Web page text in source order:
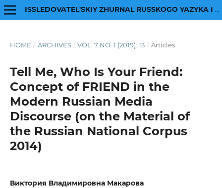
HOME / ARCHIVES / VOL. 7 NO. 1 (2019): 13 / Articles
Tell Me, Who Is Your Friend:
Concept of FRIEND in the
Modern Russian Media
Discourse (on the Material of
the Russian National Corpus
2014)
Виктория Владимировна Макарова